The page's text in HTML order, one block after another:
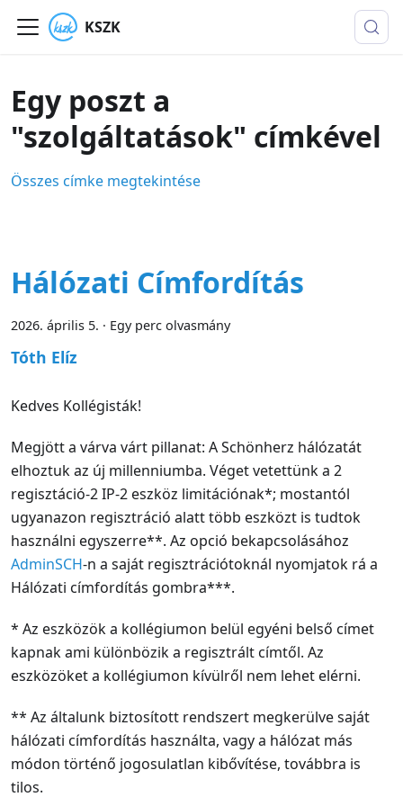
KSZK
Egy poszt a
"szolgáltatások" címkével
Összes címke megtekintése
Hálózati Címfordítás
2026. április 5. · Egy perc olvasmány
Tóth Elíz
Kedves Kollégisták!
Megjött a várva várt pillanat: A Schönherz hálózatát
elhoztuk az új millenniumba. Véget vetettünk a 2
regisztáció-2 IP-2 eszköz limitációnak*; mostantól
ugyanazon regisztráció alatt több eszközt is tudtok
használni egyszerre**. Az opció bekapcsolásához
AdminSCH-n a saját regisztrációtoknál nyomjatok rá a
Hálózati címfordítás gombra***.
* Az eszközök a kollégiumon belül egyéni belső címet
kapnak ami különbözik a regisztrált címtől. Az
eszközöket a kollégiumon kívülről nem lehet elérni.
** Az általunk biztosított rendszert megkerülve saját
hálózati címfordítás használta, vagy a hálózat más
módon történő jogosulatlan kibővítése, továbbra is
tilos.